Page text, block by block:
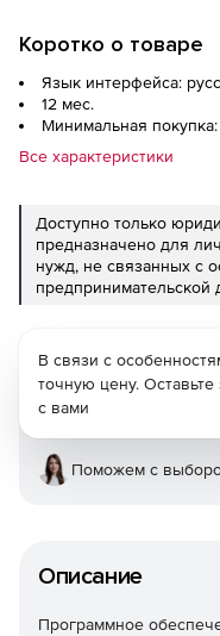
Коротко о товаре
Язык интерфейса:
12 мес.
Минимальная покупка:
Все характеристики
Доступно только
предназначено для
нужд, не связанных с
предпринимательской
Описание
Программное
В связи с
точную цену.
с вами
Поможем с